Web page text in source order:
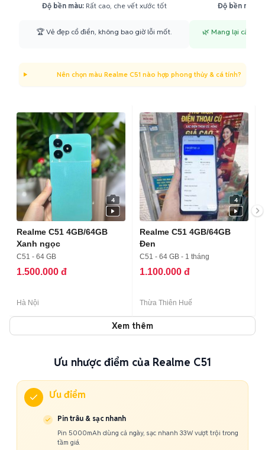
Độ bền màu:Rất cao, che vết xước tốt
🏆 Vẻ đẹp cổ điển, không bao giờ lỗi mốt.
Độ bền màu:
🌿 Mang lại cảm
Nên chọn màu Realme C51 nào hợp phong thủy & cá tính?
4
Realme C51 4GB/64GB
Xanh ngọc
C51 - 64 GB
1.500.000 đ
Hà Nội
4
Realme C51 4GB/64GB
Đen
C51 - 64 GB - 1 tháng
1.100.000 đ
Thừa Thiên Huế
Xem thêm
Ưu nhược điểm của Realme C51
Ưu điểm
Pin trâu & sạc nhanh
Pin 5000mAh dùng cả ngày, sạc nhanh 33W vượt trội trong
tầm giá.